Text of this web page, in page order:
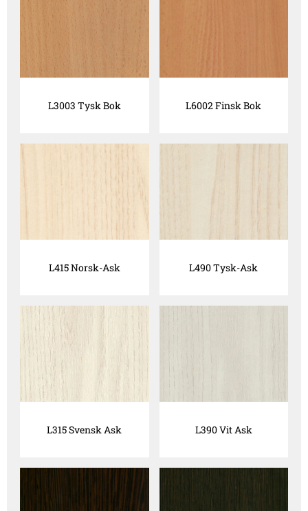
L3003 Tysk Bok L6002 Finsk Bok
L415 Norsk-Ask L490 Tysk-Ask
L315 Svensk Ask L390 Vit Ask